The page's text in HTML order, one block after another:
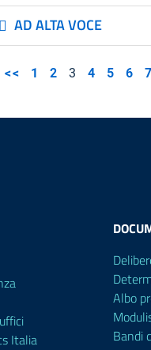
AD ALTA VOCE
<< 1 2 3 4 5 6 7
Italia
Albo
Bandi